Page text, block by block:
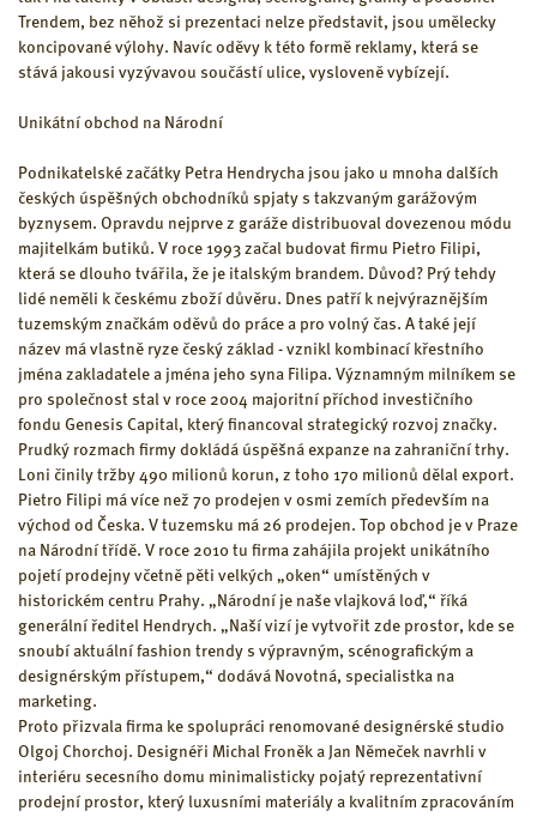
Trendem, bez něhož si prezentaci nelze představit, jsou umělecky
koncipované výlohy. Navíc oděvy k této formě reklamy, která se
stává jakousi vyzývavou součástí ulice, vysloveně vybízejí.
Unikátní obchod na Národní
Podnikatelské začátky Petra Hendrycha jsou jako u mnoha dalších
českých úspěšných obchodníků spjaty s takzvaným garážovým
byznysem. Opravdu nejprve z garáže distribuoval dovezenou módu
majitelkám butiků. V roce 1993 začal budovat firmu Pietro Filipi,
která se dlouho tvářila, že je italským brandem. Důvod? Prý tehdy
lidé neměli k českému zboží důvěru. Dnes patří k nejvýraznějším
tuzemským značkám oděvů do práce a pro volný čas. A také její
název má vlastně ryze český základ - vznikl kombinací křestního
jména zakladatele a jména jeho syna Filipa. Významným milníkem se
pro společnost stal v roce 2004 majoritní příchod investičního
fondu Genesis Capital, který financoval strategický rozvoj značky.
Prudký rozmach firmy dokládá úspěšná expanze na zahraniční trhy.
Loni činily tržby 490 milionů korun, z toho 170 milionů dělal export.
Pietro Filipi má více než 70 prodejen v osmi zemích především na
východ od Česka. V tuzemsku má 26 prodejen. Top obchod je v Praze
na Národní třídě. V roce 2010 tu firma zahájila projekt unikátního
pojetí prodejny včetně pěti velkých „oken“ umístěných v
historickém centru Prahy. „Národní je naše vlajková loď,“ říká
generální ředitel Hendrych. „Naší vizí je vytvořit zde prostor, kde se
snoubí aktuální fashion trendy s výpravným, scénografickým a
designérským přístupem,“ dodává Novotná, specialistka na
marketing.
Proto přizvala firma ke spolupráci renomované designérské studio
Olgoj Chorchoj. Designéři Michal Froněk a Jan Němeček navrhli v
interiéru secesního domu minimalisticky pojatý reprezentativní
prodejní prostor, který luxusními materiály a kvalitním zpracováním